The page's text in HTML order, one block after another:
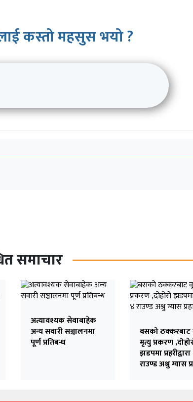
कस्तो महसुस भयो ?
समाचार
अत्यावश्यक सेवाबाहेक
अन्य सवारी सञ्चालनमा
पूर्ण प्रतिबन्ध
बसको ठक्करबाट
मृत्यु प्रकरण
झडपमा
राउण्ड अश्रु ग्यास